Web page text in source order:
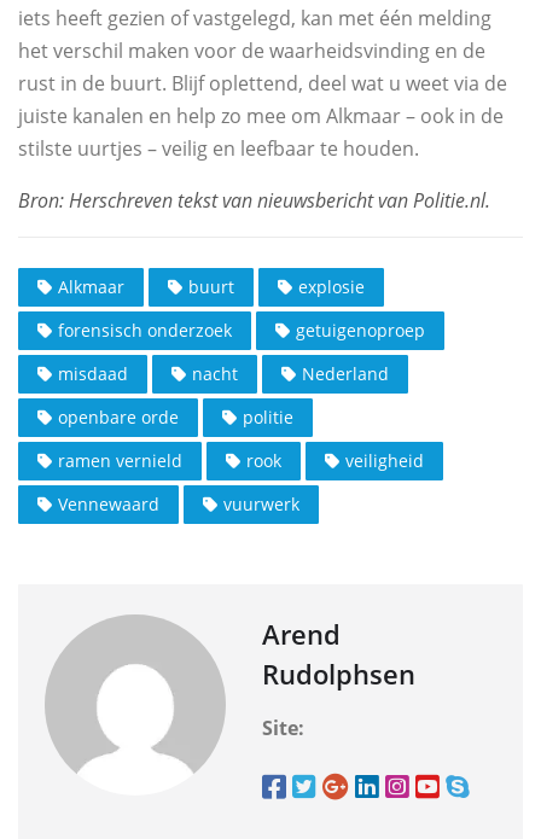
iets heeft gezien of vastgelegd, kan met één melding
het verschil maken voor de waarheidsvinding en de
rust in de buurt. Blijf oplettend, deel wat u weet via de
juiste kanalen en help zo mee om Alkmaar – ook in de
stilste uurtjes – veilig en leefbaar te houden.
Alkmaar buurt
explosie
forensisch onderzoek
getuigenoproep
misdaad
nacht
Nederland
openbare orde
politie
ramen vernield
rook
veiligheid
Vennewaard
vuurwerk
Arend
Rudolphsen
Site: